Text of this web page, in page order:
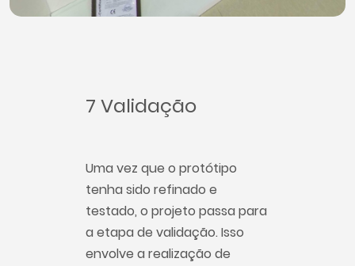
7 Validação
Uma vez que o protótipo
tenha sido refinado e
testado, o projeto passa para
a etapa de validação. Isso
envolve a realização de